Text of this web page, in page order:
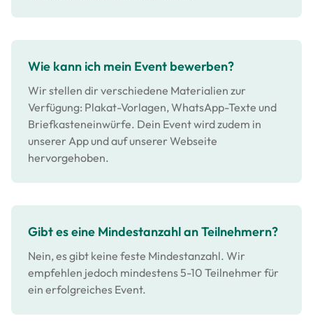
Wie kann ich mein Event bewerben?
Wir stellen dir verschiedene Materialien zur
Verfügung: Plakat-Vorlagen, WhatsApp-Texte und
Briefkasteneinwürfe. Dein Event wird zudem in
unserer App und auf unserer Webseite
hervorgehoben.
Gibt es eine Mindestanzahl an Teilnehmern?
Nein, es gibt keine feste Mindestanzahl. Wir
empfehlen jedoch mindestens 5-10 Teilnehmer für
ein erfolgreiches Event.